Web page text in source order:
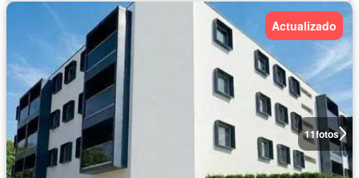
11fotos
Actualizado